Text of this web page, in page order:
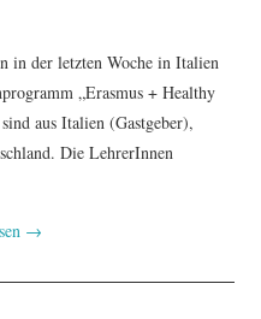
in der letzten Woche in Italien
„Erasmus + Healthy
aus Italien (Gastgeber),
Die LehrerInnen
→